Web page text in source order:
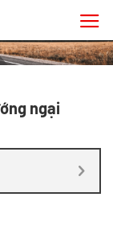
ngại